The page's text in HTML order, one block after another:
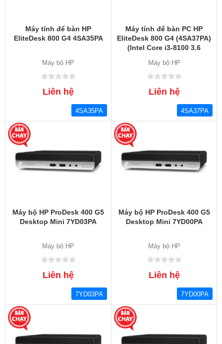
Máy tính để bàn HP
EliteDesk 800 G4 4SA35PA
Máy bộ HP
Liên hệ
4SA35PA
Máy tính để bàn PC HP
EliteDesk 800 G4 (4SA37PA)
(Intel Core i3-8100 3.6
UHD Graphics 630/Free
DOS)
Máy bộ HP
Liên hệ
4SA37PA
Máy bộ HP ProDesk 400 G5
Desktop Mini 7YD03PA
Máy bộ HP
Liên hệ
7YD03PA
Máy bộ HP ProDesk 400 G5
Desktop Mini 7YD00PA
Máy bộ HP
Liên hệ
7YD00PA